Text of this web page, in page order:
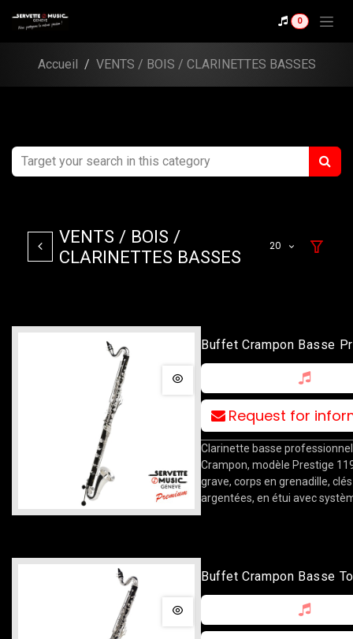
0
Accueil VENTS / BOIS / CLARINETTES BASSES
VENTS / BOIS /
CLARINETTES BASSES
20
Buffet Crampon Basse
1193 À L'Ut Grave
Request for
Clarinette basse
Crampon, modèle Prestige
grave, corps en grenadille, clés
argentées, en étui avec
Buffet Crampon Basse
L'Ut Grave